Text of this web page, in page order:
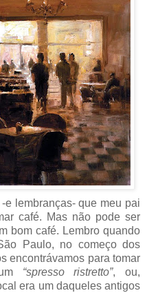
e lembranças- que meu pai
café. Mas não pode ser
bom café. Lembro quando
Paulo, no começo dos
encontrávamos para tomar
“spresso ristretto”, ou,
era um daqueles antigos